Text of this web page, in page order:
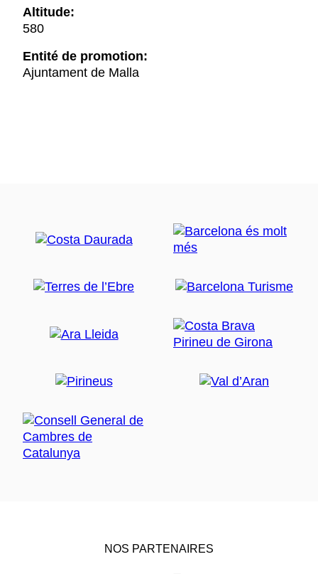
Altitude:
580
Entité de promotion:
Ajuntament de Malla
NOS PARTENAIRES